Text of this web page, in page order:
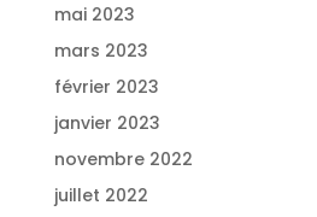
mai 2023
mars 2023
février 2023
janvier 2023
novembre 2022
juillet 2022